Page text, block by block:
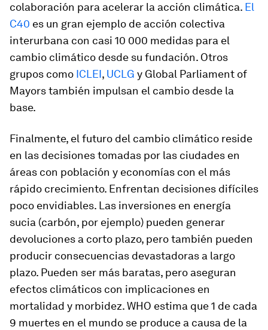
colaboración para acelerar la acción climática. El
C40 es un gran ejemplo de acción colectiva
interurbana con casi 10 000 medidas para el
cambio climático desde su fundación. Otros
grupos como ICLEI, UCLG y Global Parliament of
Mayors también impulsan el cambio desde la
base.
Finalmente, el futuro del cambio climático reside
en las decisiones tomadas por las ciudades en
áreas con población y economías con el más
rápido crecimiento. Enfrentan decisiones difíciles
poco envidiables. Las inversiones en energía
sucia (carbón, por ejemplo) pueden generar
devoluciones a corto plazo, pero también pueden
producir consecuencias devastadoras a largo
plazo. Pueden ser más baratas, pero aseguran
efectos climáticos con implicaciones en
mortalidad y morbidez. WHO estima que 1 de cada
9 muertes en el mundo se produce a causa de la